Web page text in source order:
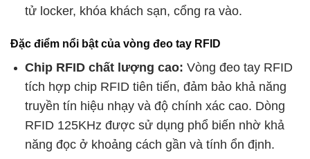
tử locker, khóa khách sạn, cổng ra vào.
Đặc điểm nổi bật của vòng đeo tay RFID
Chip RFID chất lượng cao: Vòng đeo tay RFID
tích hợp chip RFID tiên tiến, đảm bảo khả năng
truyền tín hiệu nhạy và độ chính xác cao. Dòng
RFID 125KHz được sử dụng phổ biến nhờ khả
năng đọc ở khoảng cách gần và tính ổn định.